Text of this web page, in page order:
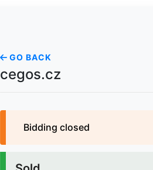
GO BACK
cegos.cz
Bidding closed